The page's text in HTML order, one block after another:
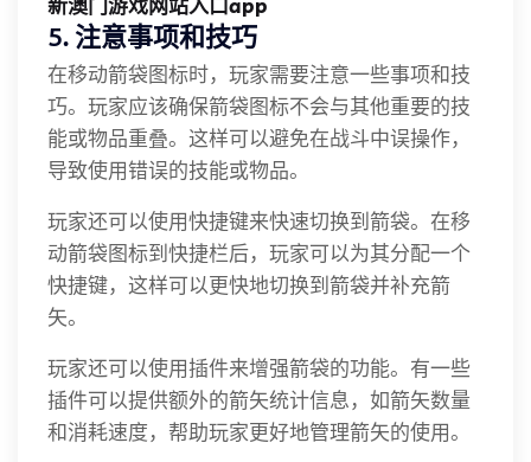
新澳门游戏网站入口app
5. 注意事项和技巧
在移动箭袋图标时，玩家需要注意一些事项和技
巧。玩家应该确保箭袋图标不会与其他重要的技
能或物品重叠。这样可以避免在战斗中误操作，
导致使用错误的技能或物品。
玩家还可以使用快捷键来快速切换到箭袋。在移
动箭袋图标到快捷栏后，玩家可以为其分配一个
快捷键，这样可以更快地切换到箭袋并补充箭
矢。
玩家还可以使用插件来增强箭袋的功能。有一些
插件可以提供额外的箭矢统计信息，如箭矢数量
和消耗速度，帮助玩家更好地管理箭矢的使用。